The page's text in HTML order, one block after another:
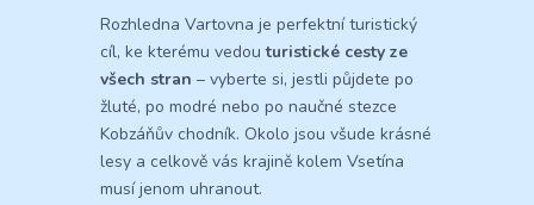
Rozhledna Vartovna je perfektní turistický
cíl, ke kterému vedouturistické cesty ze
všech stran – vyberte si, jestli půjdete po
žluté, po modré nebo po naučné stezce
Kobzáňův chodník. Okolo jsou všude krásné
lesy a celkově vás krajině kolem Vsetína
musí jenom uhranout.